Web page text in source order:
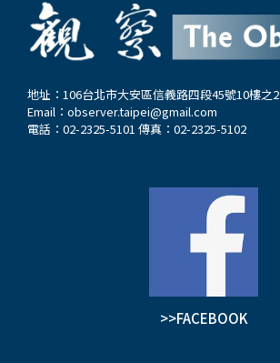
地址：106台北市大安區信義路四段45號10樓之2
Email： observer.taipei@gmail.com
電話：02-2325-5101 傳真：02-2325-5102
>>FACEBOOK